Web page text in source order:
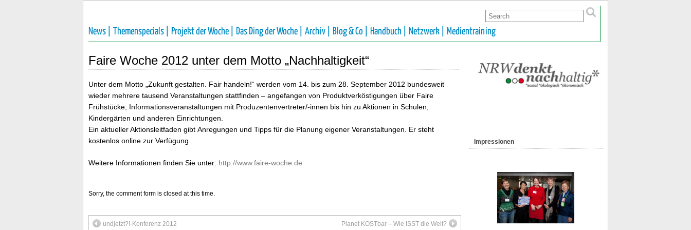
News | Themenspecials | Projekt der Woche | Das Ding der Woche | Archiv | Blog & Co | Handbuch | Netzwerk | Medientraining
Faire Woche 2012 unter dem Motto „Nachhaltigkeit“
Unter dem Motto „Zukunft gestalten. Fair handeln!“ werden vom 14. bis zum 28. September 2012 bundesweit
wieder mehrere tausend Veranstaltungen stattfinden – angefangen von Produktverköstigungen über Faire
Frühstücke, Informationsveranstaltungen mit Produzentenvertreter/-innen bis hin zu Aktionen in Schulen,
Kindergärten und anderen Einrichtungen.
Ein aktueller Aktionsleitfaden gibt Anregungen und Tipps für die Planung eigener Veranstaltungen. Er steht
kostenlos online zur Verfügung.
Weitere Informationen finden Sie unter: http://www.faire-woche.de
Sorry, the comment form is closed at this time.
undjetzt?!-Konferenz 2012 Planet KOSTbar – Wie ISST die Welt?
Impressionen